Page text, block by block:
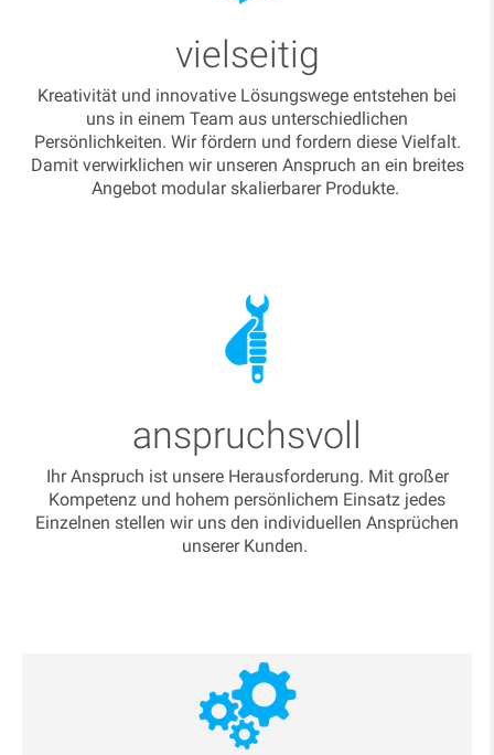
vielseitig
Kreativität und innovative Lösungswege entstehen bei
uns in einem Team aus unterschiedlichen
Persönlichkeiten. Wir fördern und fordern diese Vielfalt.
Damit verwirklichen wir unseren Anspruch an ein breites
Angebot modular skalierbarer Produkte.
anspruchsvoll
Ihr Anspruch ist unsere Herausforderung. Mit großer
Kompetenz und hohem persönlichem Einsatz jedes
Einzelnen stellen wir uns den individuellen Ansprüchen
unserer Kunden.